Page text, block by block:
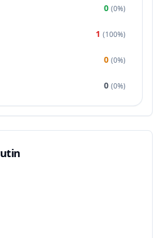
0 (0%)
1 (100%)
0 (0%)
0 (0%)